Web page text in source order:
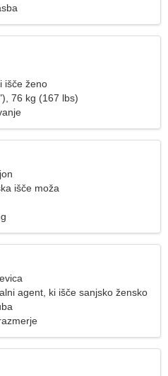
išče ženo
76 kg (167 lbs)
išče moža
agent, ki išče sanjsko žensko